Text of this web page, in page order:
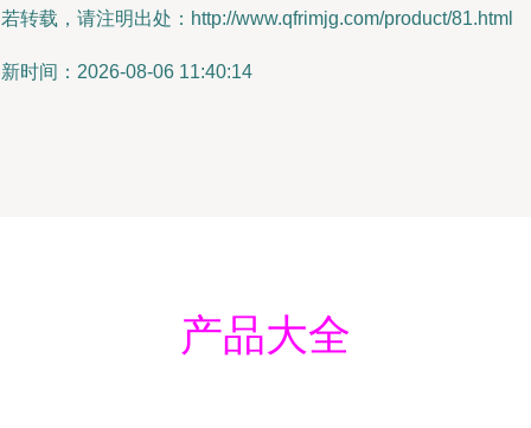
转载，请注明出处：http://www.qfrimjg.com/product/81.html
时间：2026-08-06 11:40:14
产品大全